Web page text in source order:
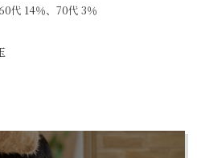
代 14％、70代 3％